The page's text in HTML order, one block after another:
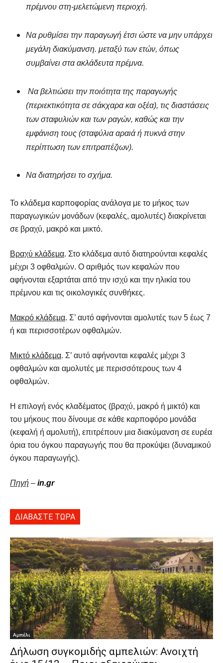
πρέμνου στη-μελετώμενη περιοχή.
Να ρυθμίσει την παραγωγή έτσι ώστε να μην υπάρχει
μεγάλη διακύμανση. μεταξύ των ετών, όπως
συμβαίνει στα ακλάδευτα πρέμνα.
Να βελτιώσει την ποιότητα της παραγωγής
(περιεκτικότητα σε σάκχαρα και οξέα), τις διαστάσεις
των σταφυλιών και των ραγών, καθώς και την
εμφάνιση τους (σταφύλια αραιά ή πυκνά στην
περίπτωση των επιτραπέζιων).
Να διατηρήσει το σχήμα.
Το κλάδεμα καρποφορίας ανάλογα με το μήκος των
παραγωγικών μονάδων (κεφαλές, αμολυτές) διακρίνεται
σε βραχύ, μακρό και μικτό.
Βραχύ κλάδεμα. Στο κλάδεμα αυτό διατηρούνται κεφαλές
μέχρι 3 οφθαλμών. Ο αριθμός των κεφαλών που
αφήνονται εξαρτάται από την ισχύ και την ηλικία του
πρέμνου και τις οικολογικές συνθήκες.
Μακρό κλάδεμα. Σ’ αυτό αφήνονται αμολυτές των 5 έως 7
ή και περισσοτέρων οφθαλμών.
Μικτό κλάδεμα. Σ’ αυτό αφήνονται κεφαλές μέχρι 3
οφθαλμών και αμολυτές με περισσότερους των 4
οφθαλμών.
Η επιλογή ενός κλαδέματος (βραχύ, μακρό ή μικτό) και
του μήκους που δίνουμε σε κάθε καρποφόρο μονάδα
(κεφαλή ή αμολυτή), επιτρέπουν μια διακύμανση σε ευρέα
όρια του όγκου παραγωγής που θα προκύψει (δυναμικού
όγκου παραγωγής).
Πηγή – in.gr
ΔΙΑΒΑΣΤΕ ΤΩΡΑ
Αμπέλι
Δήλωση συγκομιδής αμπελιών: Ανοιχτή